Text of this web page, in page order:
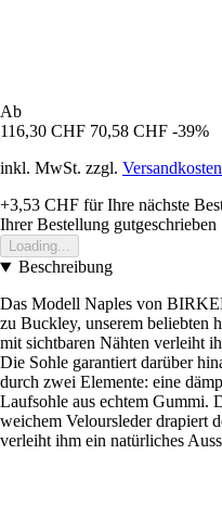
Ab
116,30 CHF 70,58 CHF -39%
inkl. MwSt. zzgl. Versandkosten
+3,53 CHF für Ihre nächste
Ihrer Bestellung gutgeschrieben
Loading...
Beschreibung
Das Modell Naples von
zu Buckley, unserem beliebten
mit sichtbaren Nähten verleiht
Die Sohle garantiert darüber
durch zwei Elemente: eine
Laufsohle aus echtem Gummi.
weichem Veloursleder drapiert
verleiht ihm ein natürliches